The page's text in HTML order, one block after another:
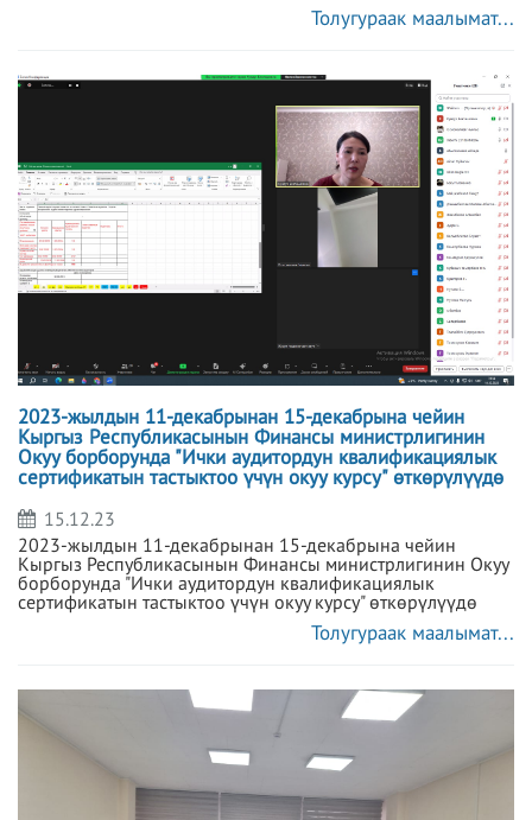
Толугураак маалымат...
2023-жылдын 11-декабрынан 15-декабрына чейин
Кыргыз Республикасынын Финансы министрлигинин
Окуу борборунда "Ички аудитордун квалификациялык
сертификатын тастыктоо үчүн окуу курсу" өткөрүлүүдө
15.12.23
2023-жылдын 11-декабрынан 15-декабрына чейин
Кыргыз Республикасынын Финансы министрлигинин Окуу
борборунда "Ички аудитордун квалификациялык
сертификатын тастыктоо үчүн окуу курсу" өткөрүлүүдө
Толугураак маалымат...